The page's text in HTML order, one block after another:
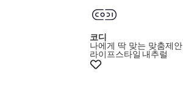
코디
나에게 딱 맞는 맞춤제안
라이프스타일 내추럴